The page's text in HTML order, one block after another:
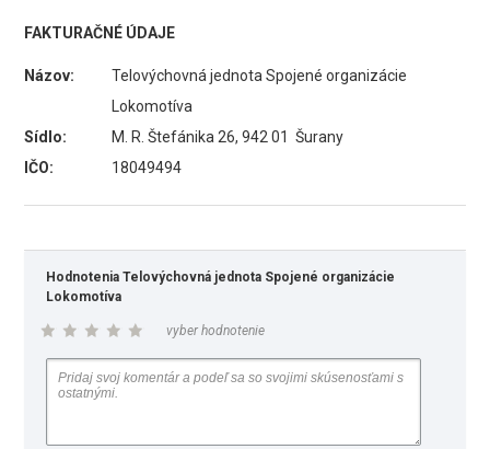
FAKTURAČNÉ ÚDAJE
Názov:
Telovýchovná jednota Spojené organizácie
Lokomotíva
Sídlo:
M. R. Štefánika 26, 942 01 Šurany
IČO:
18049494
Hodnotenia Telovýchovná jednota Spojené organizácie
Lokomotíva
vyber hodnotenie